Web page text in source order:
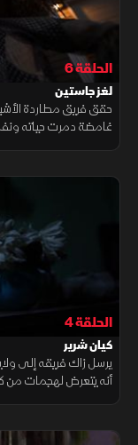
الحلقة 6
لغز جاستين
حقق فريق مطاردة
غامضة دمرت حياته
الحلقة 4
كيان شرير
يرسل زاك فريقه إلى
أنه يتعرض لهجمات من